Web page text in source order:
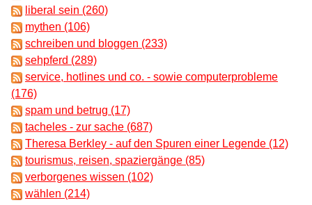
liberal sein (260)
mythen (106)
schreiben und bloggen (233)
sehpferd (289)
service, hotlines und co. - sowie computerprobleme
(176)
spam und betrug (17)
tacheles - zur sache (687)
Theresa Berkley - auf den Spuren einer Legende (12)
tourismus, reisen, spaziergänge (85)
verborgenes wissen (102)
wählen (214)